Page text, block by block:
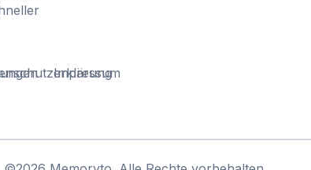
Impressum